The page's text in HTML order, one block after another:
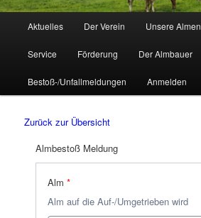
Aktuelles Der Verein Unsere Almen
Service Förderung Der Almbauer
Bestoß-/Unfallmeldungen Anmelden
Zurück zur Übersicht
Almbestoß Meldung
Alm*
Alm auf die Auf-/Umgetrieben wird